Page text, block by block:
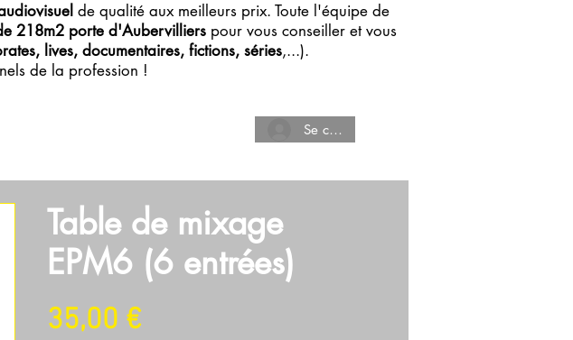
de qualité aux meilleurs prix. Toute l'équipe de
218m2 porte d'Aubervilliers pour vous conseiller et vous
lives, documentaires, fictions, séries,...).
de la profession !
Se connecter
Table de mixage
EPM6 (6 entrées)
35,00 €Prix